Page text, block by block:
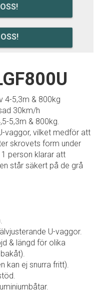
4-5,3m & 800kg
30km/h
5,3m & 800kg.
vaggor, vilket medför att
skrovets form under
person klarar att
står säkert på de grå
U-vaggor.
& längd för olika
kan ej snurra fritt).